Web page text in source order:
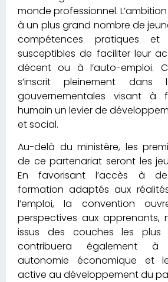
monde professionnel.
à un plus grand nombre de
compétences pratiques et
susceptibles de faciliter leur
décent ou à l’auto-emploi.
s’inscrit pleinement dans
gouvernementales visant à
humain un levier de
et social.
Au-delà du ministère, les
de ce partenariat seront les
En favorisant l’accès à
formation adaptés aux
l’emploi, la convention
perspectives aux apprenants,
issus des couches les plus
contribuera également à
autonomie économique et
active au développement du